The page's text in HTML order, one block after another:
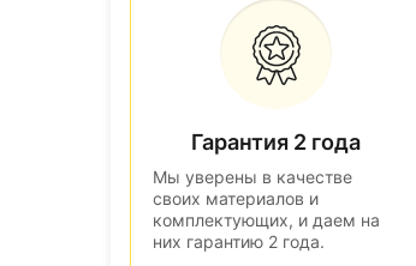
Гарантия 2 года
Мы уверены в качестве
своих материалов и
комплектующих, и даем на
них гарантию 2 года.